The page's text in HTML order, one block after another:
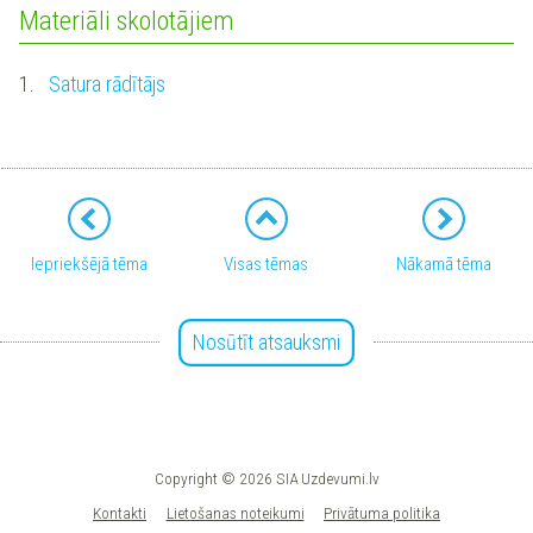
Materiāli skolotājiem
1. Satura rādītājs
Iepriekšējā tēma Visas tēmas Nākamā tēma
Nosūtīt atsauksmi
Copyright © 2026 SIA Uzdevumi.lv
Kontakti
Lietošanas noteikumi Privātuma politika